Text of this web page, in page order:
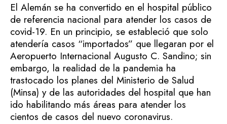
El Alemán se ha convertido en el hospital público
de referencia nacional para atender los casos de
covid-19. En un principio, se estableció que solo
atendería casos “importados” que llegaran por el
Aeropuerto Internacional Augusto C. Sandino; sin
embargo, la realidad de la pandemia ha
trastocado los planes del Ministerio de Salud
(Minsa) y de las autoridades del hospital que han
ido habilitando más áreas para atender los
cientos de casos del nuevo coronavirus.